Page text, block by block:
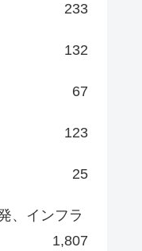
233
132
67
123
25
、インフラ
1,807